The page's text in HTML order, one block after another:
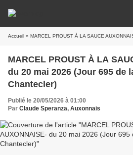
Accueil » MARCEL PROUST À LA SAUCE AUXONNAISE- du 20 mai
MARCEL PROUST À LA
du 20 mai 2026 (Jour 695 de
Chantecler)
Publié le 20/05/2026 à 01:00
Par Claude Speranza, Auxonnais